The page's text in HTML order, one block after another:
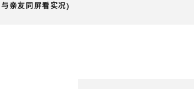
亲友同屏看实况)